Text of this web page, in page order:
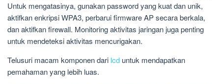
Untuk mengatasinya, gunakan password yang kuat dan unik,
aktifkan enkripsi WPA3, perbarui firmware AP secara berkala,
dan aktifkan firewall. Monitoring aktivitas jaringan juga penting
untuk mendeteksi aktivitas mencurigakan.
Telusuri macam komponen dari lcd untuk mendapatkan
pemahaman yang lebih luas.